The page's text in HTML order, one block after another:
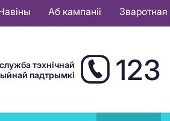
Аб кампаніі Зваротная
служба тэхнічнай
падтрымкі
123